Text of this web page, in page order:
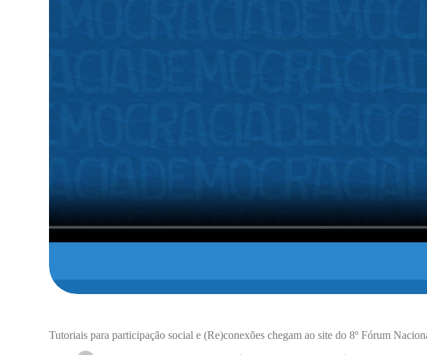
Tutoriais para participação social e (Re)conexões chegam ao site do 8º Fórum